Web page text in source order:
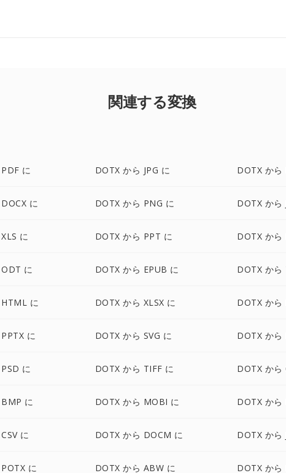
関連する変換
に DOTX から JPG に DOTX から
に DOTX から PNG に DOTX から
に DOTX から PPT に DOTX から
に DOTX から EPUB に DOTX から
に DOTX から XLSX に DOTX から
に DOTX から SVG に DOTX か
に DOTX から TIFF に DOTX から
に DOTX から MOBI に DOTX から
に DOTX から DOCM に DOTX から
に DOTX から ABW に DOTX から